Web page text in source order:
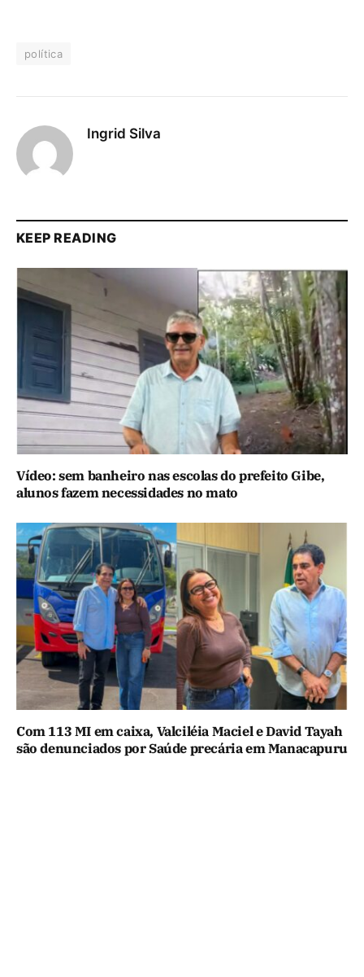
política
Ingrid Silva
KEEP READING
Vídeo: sem banheiro nas escolas do prefeito Gibe,
alunos fazem necessidades no mato
Com 113 MI em caixa, Valciléia Maciel e David Tayah
são denunciados por Saúde precária em Manacapuru